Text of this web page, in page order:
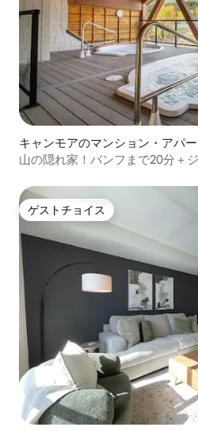
キャンモアのマンション・アパー
山の隠れ家！バンフまで20分＋
ゲストチョイス
ゲストチョイス